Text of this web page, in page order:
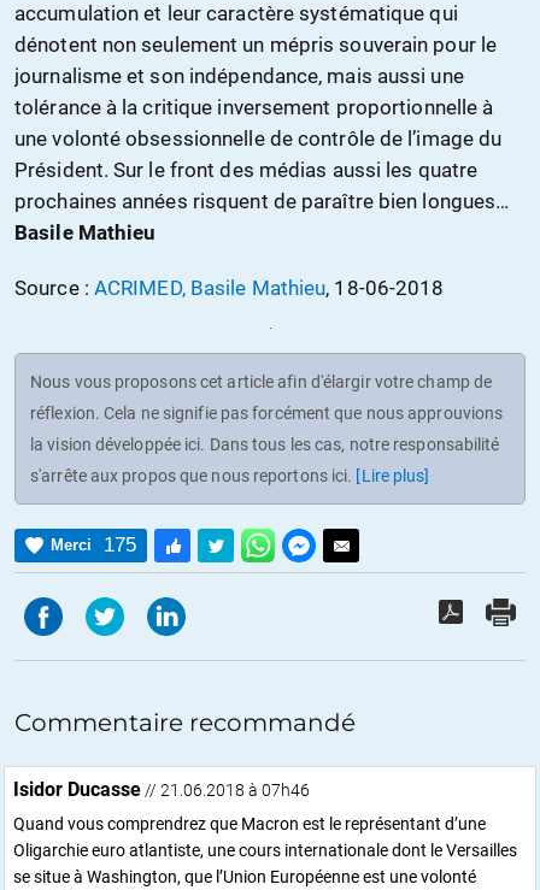
accumulation et leur caractère systématique qui
dénotent non seulement un mépris souverain pour le
journalisme et son indépendance, mais aussi une
tolérance à la critique inversement proportionnelle à
une volonté obsessionnelle de contrôle de l’image du
Président. Sur le front des médias aussi les quatre
prochaines années risquent de paraître bien longues…
Basile Mathieu
Source : ACRIMED, Basile Mathieu, 18-06-2018
Nous vous proposons cet article afin d'élargir votre champ de
réflexion. Cela ne signifie pas forcément que nous approuvions
la vision développée ici. Dans tous les cas, notre responsabilité
s'arrête aux propos que nous reportons ici. [Lire plus]
Merci 175
Commentaire recommandé
Isidor Ducasse // 21.06.2018 à 07h46
Quand vous comprendrez que Macron est le représentant d’une
Oligarchie euro atlantiste, une cours internationale dont le Versailles
se situe à Washington, que l’Union Européenne est une volonté